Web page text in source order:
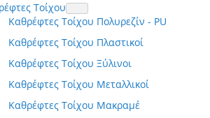
Τοίχου
Καθρέφτες Τοίχου Πολυρεζίν - PU
Καθρέφτες Τοίχου Πλαστικοί
Καθρέφτες Τοίχου Ξύλινοι
Καθρέφτες Τοίχου Μεταλλικοί
Καθρέφτες Τοίχου Μακραμέ